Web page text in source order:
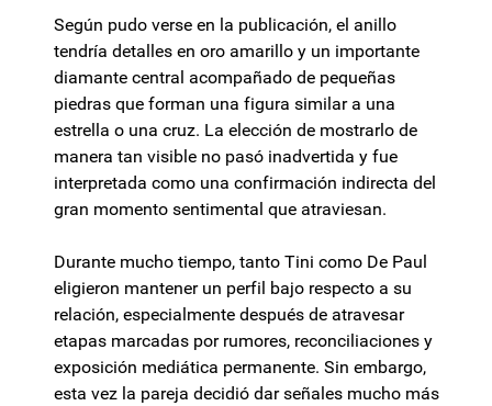
Según pudo verse en la publicación, el anillo
tendría detalles en oro amarillo y un importante
diamante central acompañado de pequeñas
piedras que forman una figura similar a una
estrella o una cruz. La elección de mostrarlo de
manera tan visible no pasó inadvertida y fue
interpretada como una confirmación indirecta del
gran momento sentimental que atraviesan.
Durante mucho tiempo, tanto Tini como De Paul
eligieron mantener un perfil bajo respecto a su
relación, especialmente después de atravesar
etapas marcadas por rumores, reconciliaciones y
exposición mediática permanente. Sin embargo,
esta vez la pareja decidió dar señales mucho más